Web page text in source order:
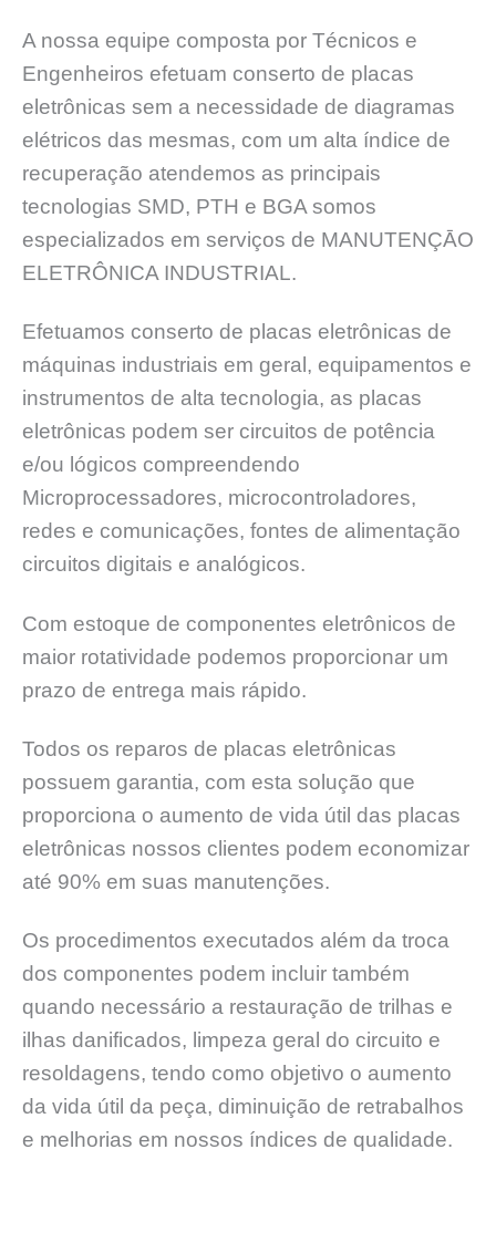
A nossa equipe composta por Técnicos e
Engenheiros efetuam conserto de placas
eletrônicas sem a necessidade de diagramas
elétricos das mesmas, com um alta índice de
recuperação atendemos as principais
tecnologias SMD, PTH e BGA somos
especializados em serviços de MANUTENÇĀO
ELETRÔNICA INDUSTRIAL.
Efetuamos conserto de placas eletrônicas de
máquinas industriais em geral, equipamentos e
instrumentos de alta tecnologia, as placas
eletrônicas podem ser circuitos de potência
e/ou lógicos compreendendo
Microprocessadores, microcontroladores,
redes e comunicações, fontes de alimentação
circuitos digitais e analógicos.
Com estoque de componentes eletrônicos de
maior rotatividade podemos proporcionar um
prazo de entrega mais rápido.
Todos os reparos de placas eletrônicas
possuem garantia, com esta solução que
proporciona o aumento de vida útil das placas
eletrônicas nossos clientes podem economizar
até 90% em suas manutenções.
Os procedimentos executados além da troca
dos componentes podem incluir também
quando necessário a restauração de trilhas e
ilhas danificados, limpeza geral do circuito e
resoldagens, tendo como objetivo o aumento
da vida útil da peça, diminuição de retrabalhos
e melhorias em nossos índices de qualidade.